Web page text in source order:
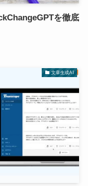
を徹底
文章生成AI